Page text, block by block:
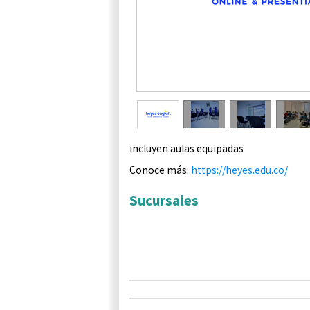
r
a
u
e
incluyen aulas equipadas
Conoce más: https://heyes.edu.co/
Sucursales